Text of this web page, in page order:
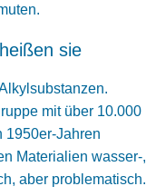
sie
mit über 10.000
1950er-Jahren
Materialien wasser-,
aber problematisch.